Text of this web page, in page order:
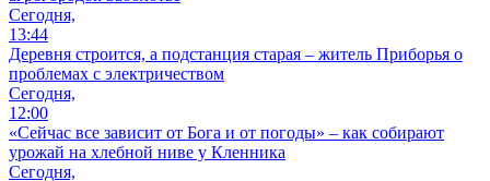
Сегодня,
13:44
Деревня строится, а подстанция старая – житель Приборья о
проблемах с электричеством
Сегодня,
12:00
«Сейчас все зависит от Бога и от погоды» – как собирают
урожай на хлебной ниве у Кленника
Сегодня,